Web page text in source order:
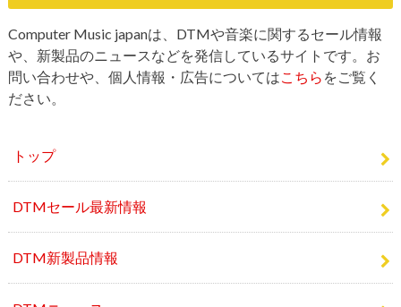
Computer Music japanは、DTMや音楽に関するセール情報
や、新製品のニュースなどを発信しているサイトです。お
問い合わせや、個人情報・広告についてはこちら をご覧く
ださい。
トップ
DTMセール最新情報
DTM新製品情報